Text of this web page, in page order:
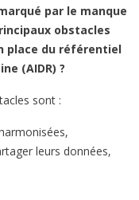
par le manque
obstacles
place du référentiel
(AIDR) ?
sont :
leurs données,